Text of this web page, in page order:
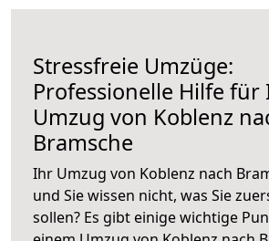
Stressfreie Umzüge:
Professionelle Hilfe für
Umzug von Koblenz
Bramsche
Ihr Umzug von Koblenz nach
und Sie wissen nicht, was Sie
sollen? Es gibt einige wichtige